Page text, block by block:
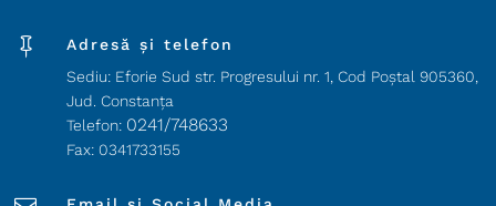

Adresă și telefon
Sediu: Eforie Sud str. Progresului nr. 1, Cod Poştal 905360,
Jud. Constanţa
Telefon: 0241/748633
Fax: 0341733155